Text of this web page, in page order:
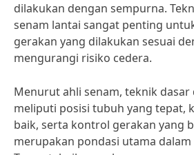
dilakukan dengan sempurna.
senam lantai sangat penting
gerakan yang dilakukan sesuai
mengurangi risiko cedera.
Menurut ahli senam, teknik dasar
meliputi posisi tubuh yang tepat,
baik, serta kontrol gerakan yang
merupakan pondasi utama dalam